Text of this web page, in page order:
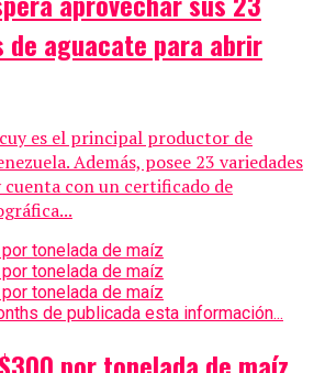
de aguacate para abrir
es el principal productor de
Además, posee 23 variedades
con un certificado de
de publicada esta información...
por tonelada de maíz